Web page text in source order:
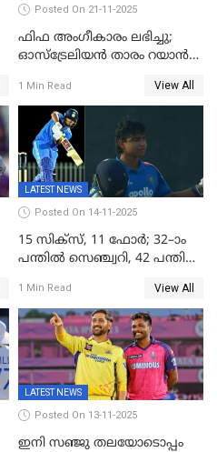
Posted On 21-11-2025
ഫിഫ അംഗീകാരം ലഭിച്ചു;
ഓസ്‌ട്രേലിയന്‍ താരം റയാന്‍
നീലക്കുപ്പായത്തില്‍ കളിക്കാം
1 Min Read View All
LATEST NEWS
Posted On 14-11-2025
15 സിക്സ്, 11 ഫോർ; 32–ാം
പന്തിൽ സെഞ്ച്വറി, 42 പന്തിൽ
1 Min Read View All
LATEST NEWS
Posted On 13-11-2025
ഇനി സഞ്ജു തലയോടൊപ്പം